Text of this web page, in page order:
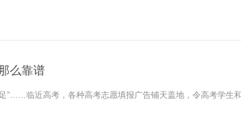
么靠谱
足”……临近高考，各种高考志愿填报广告铺天盖地，令高考学